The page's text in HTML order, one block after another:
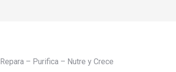
Repara – Purifica – Nutre y Crece